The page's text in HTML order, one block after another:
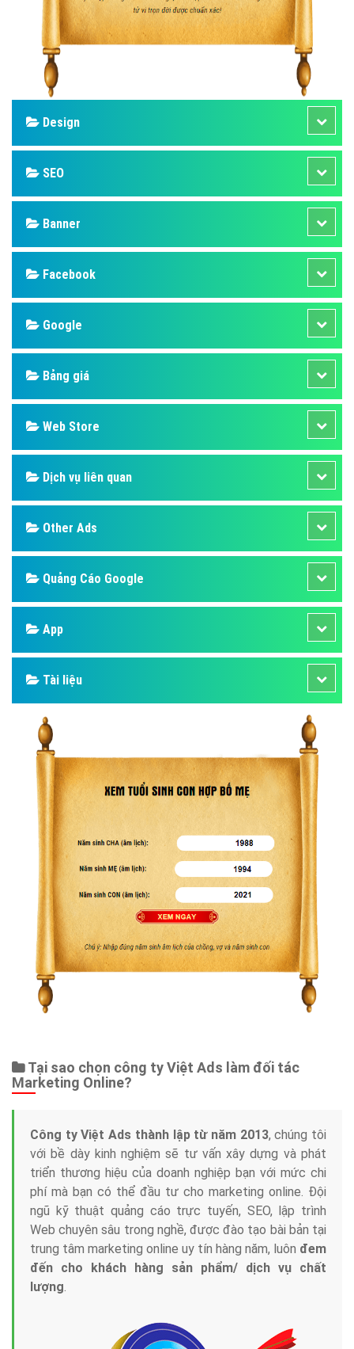
Design
SEO
Banner
Facebook
Google
Bảng giá
Web Store
Dịch vụ liên quan
Other Ads
Quảng Cáo Google
App
Tài liệu
Tại sao chọn công ty Việt Ads làm đối tác
Marketing Online?
Công ty Việt Ads thành lập từ năm 2013, chúng tôi
với bề dày kinh nghiệm sẽ tư vấn xây dựng và phát
triển thương hiệu của doanh nghiệp bạn với mức chi
phí mà bạn có thể đầu tư cho marketing online. Đội
ngũ kỹ thuật quảng cáo trực tuyến, SEO, lập trình
Web chuyên sâu trong nghề, được đào tạo bài bản tại
trung tâm marketing online uy tín hàng năm, luôn đem
đến cho khách hàng sản phẩm/ dịch vụ chất
lượng.